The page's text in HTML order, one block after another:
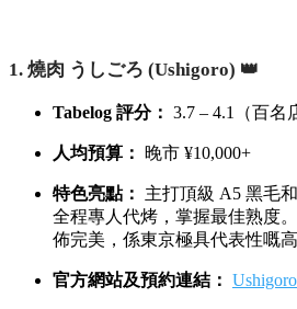
1. 燒肉 うしごろ (Ushigoro) 👑
Tabelog 評分： 3.7 – 4.1（百名
人均預算： 晚市 ¥10,000+
特色亮點：
主打頂級 A5 黑毛
全程專人代烤，掌握最佳熟度
佈完美，係東京極具代表性嘅
官方網站及預約連結：